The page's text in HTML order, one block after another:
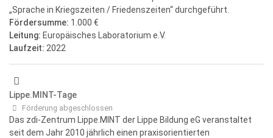
„Sprache in Kriegszeiten / Friedenszeiten“ durchgeführt.
Fördersumme: 1.000 €
Leitung: Europäisches Laboratorium e.V.
Laufzeit: 2022
Lippe.MINT-Tage
Förderung abgeschlossen
Das zdi-Zentrum Lippe.MINT der Lippe Bildung eG veranstaltet
seit dem Jahr 2010 jährlich einen praxisorientierten